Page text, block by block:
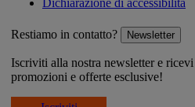
Dichiarazione di accessibilità
Restiamo in contatto? Newsletter
Iscriviti alla nostra newsletter e
promozioni e offerte esclusive!